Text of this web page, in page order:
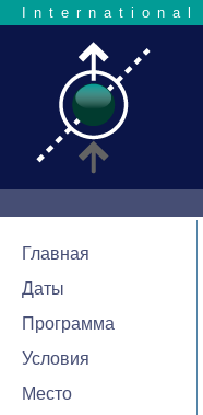
Главная
Даты
Программа
Условия
Место